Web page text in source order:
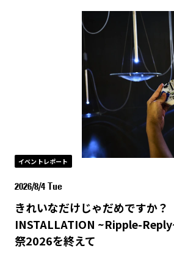
イベントレポート
2026/8/4 Tue
きれいなだけじゃだめですか？
INSTALLATION ~Ripple-
祭2026を終えて